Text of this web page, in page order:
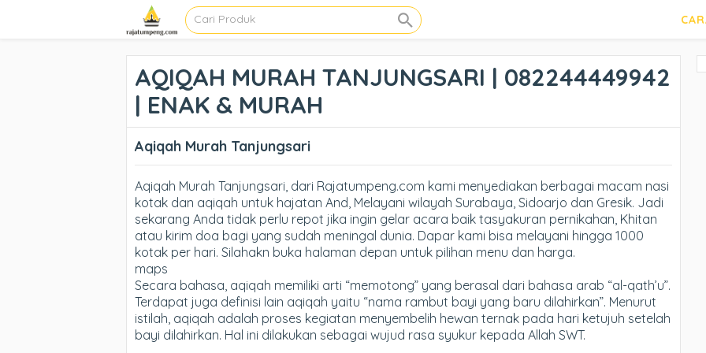
AQIQAH MURAH TANJUNGSARI | 082244449942
| ENAK & MURAH
Aqiqah Murah Tanjungsari
Aqiqah Murah Tanjungsari, dari Rajatumpeng.com kami menyediakan berbagai macam nasi
kotak dan aqiqah untuk hajatan And, Melayani wilayah Surabaya, Sidoarjo dan Gresik. Jadi
sekarang Anda tidak perlu repot jika ingin gelar acara baik tasyakuran pernikahan, Khitan
atau kirim doa bagi yang sudah meningal dunia. Dapar kami bisa melayani hingga 1000
kotak per hari. Silahakn buka halaman depan untuk pilihan menu dan harga.
maps
Secara bahasa, aqiqah memiliki arti “memotong” yang berasal dari bahasa arab “al-qath’u”.
Terdapat juga definisi lain aqiqah yaitu “nama rambut bayi yang baru dilahirkan”. Menurut
istilah, aqiqah adalah proses kegiatan menyembelih hewan ternak pada hari ketujuh setelah
bayi dilahirkan. Hal ini dilakukan sebagai wujud rasa syukur kepada Allah SWT.